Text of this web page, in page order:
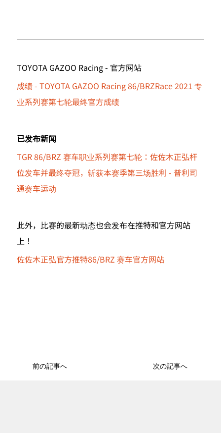
前の記事へ 次の記事へ
TOYOTA GAZOO Racing - 官方网站
成绩 - TOYOTA GAZOO Racing 86/BRZRace 2021 专
业系列赛第七轮最终官方成绩
已发布新闻
TGR 86/BRZ 赛车职业系列赛第七轮：佐佐木正弘杆
位发车并最终夺冠，斩获本赛季第三场胜利 - 普利司
通赛车运动
此外，比赛的最新动态也会发布在推特和官方网站
上！
佐佐木正弘官方推特86/BRZ 赛车官方网站